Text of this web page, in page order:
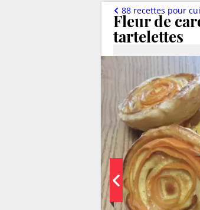
Fleur de
tartelettes
88 recettes pour